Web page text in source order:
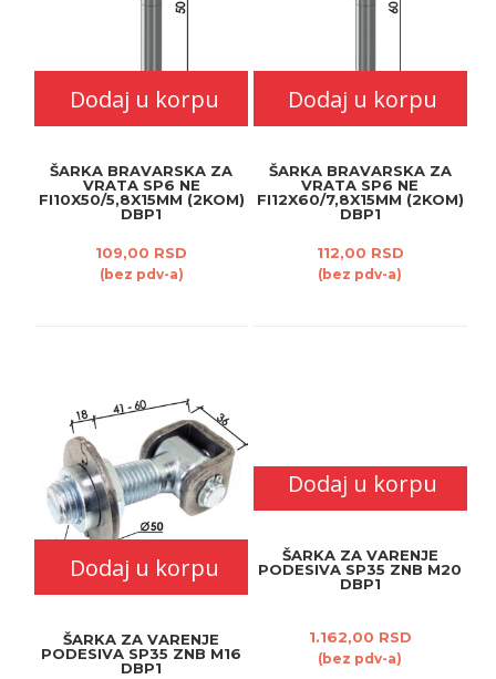
Dodaj u korpu
ŠARKA BRAVARSKA ZA
VRATA SP6 NE
FI10X50/5,8X15MM (2KOM)
DBP1
109,00 RSD
(bez pdv-a)
Dodaj u korpu
ŠARKA BRAVARSKA ZA
VRATA SP6 NE
FI12X60/7,8X15MM (2KOM)
DBP1
112,00 RSD
(bez pdv-a)
Dodaj u korpu
ŠARKA ZA VARENJE
PODESIVA SP35 ZNB M16
DBP1
Dodaj u korpu
ŠARKA ZA VARENJE
PODESIVA SP35 ZNB M20
DBP1
1.162,00 RSD
(bez pdv-a)